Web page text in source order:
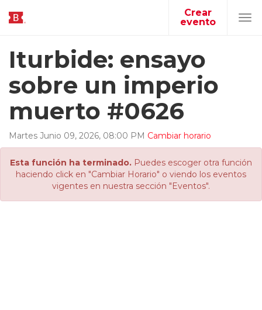
Crear
evento
Iturbide: ensayo
sobre un imperio
muerto #0626
Martes Junio 09, 2026, 08:00 PM Cambiar horario
Esta función ha terminado. Puedes escoger otra función
haciendo click en "Cambiar Horario" o viendo los eventos
vigentes en nuestra sección "Eventos".